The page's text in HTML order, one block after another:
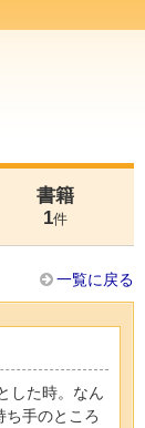
書籍
1件
一覧に戻る
した時。なん
ち手のところ